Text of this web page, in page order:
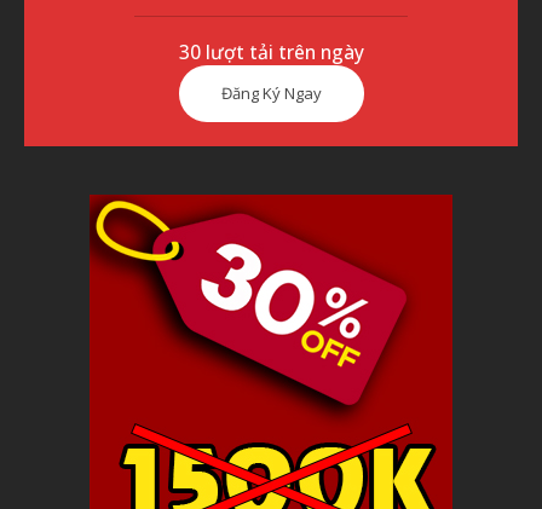
30 lượt tải trên ngày
Đăng Ký Ngay